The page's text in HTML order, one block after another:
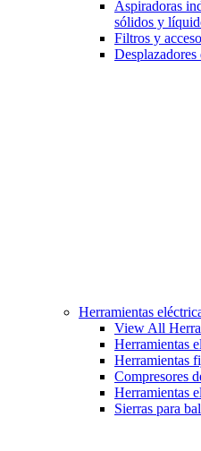
Aspiradoras
sólidos y
Filtros y
Desplazadores
Herramientas
View All
Herramientas
Herramientas
Compresores
Herramientas
Sierras para